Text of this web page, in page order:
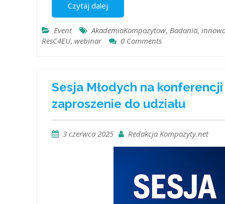
Czytaj dalej
Event AkademiaKompozytow, Badania,
ResC4EU, webinar 0 Comments
Sesja Młodych na
zaproszenie do udziału
3 czerwca 2025 Redakcja Kompozyty.net